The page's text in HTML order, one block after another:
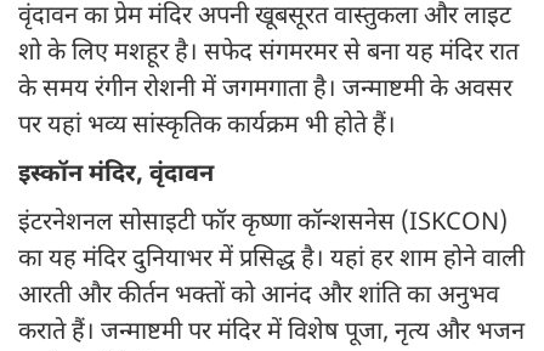
वृंदावन का प्रेम मंदिर अपनी खूबसूरत वास्तुकला और लाइट
शो के लिए मशहूर है। सफेद संगमरमर से बना यह मंदिर रात
के समय रंगीन रोशनी में जगमगाता है। जन्माष्टमी के अवसर
पर यहां भव्य सांस्कृतिक कार्यक्रम भी होते हैं।
इस्कॉन मंदिर, वृंदावन
इंटरनेशनल सोसाइटी फॉर कृष्णा कॉन्शसनेस (ISKCON)
का यह मंदिर दुनियाभर में प्रसिद्ध है। यहां हर शाम होने वाली
आरती और कीर्तन भक्तों को आनंद और शांति का अनुभव
कराते हैं। जन्माष्टमी पर मंदिर में विशेष पूजा, नृत्य और भजन